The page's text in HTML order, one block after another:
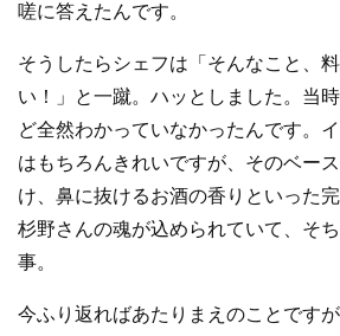
嗟に答えたんです。
そうしたらシェフは「そんなこと、
い！」と一蹴。ハッとしました。当
ど全然わかっていなかったんです。
はもちろんきれいですが、そのベー
け、鼻に抜けるお酒の香りといった
杉野さんの魂が込められていて、そ
事。
今ふり返ればあたりまえのことです